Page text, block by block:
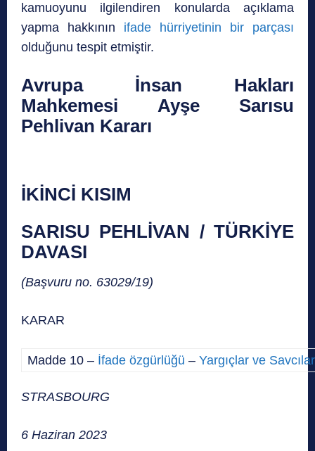
kamuoyunu ilgilendiren konularda açıklama
yapma hakkının ifade hürriyetinin bir parçası
olduğunu tespit etmiştir.
Avrupa İnsan Hakları
Mahkemesi Ayşe Sarısu
Pehlivan Kararı
İKİNCİ KISIM
SARISU PEHLİVAN / TÜRKİYE
DAVASI
(Başvuru no. 63029/19)
KARAR
Madde 10 – İfade özgürlüğü – Yargıçlar ve
STRASBOURG
6 Haziran 2023